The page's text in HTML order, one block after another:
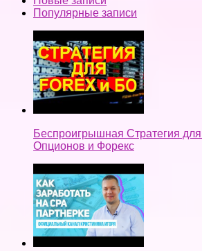
Популярные записи
Беспроигрышная Стратегия
Опционов и Форекс